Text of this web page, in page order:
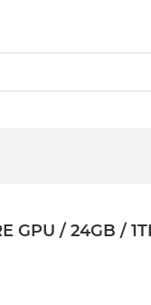
GPU / 24GB /